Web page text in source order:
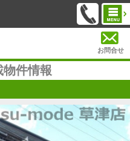
お問合せ
物件情報